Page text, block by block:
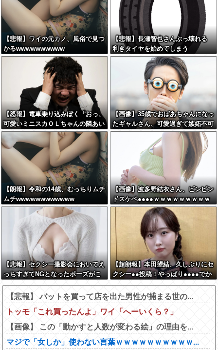
【悲報】ワイの元カノ、風俗で見つ
かるwwwwwwwwww
【悲報】長瀬智也さんぶっ壊れる
利きタイヤを始めてしまう
【怒報】電車乗り込みぼく「おっ、
可愛いミニスカＯＬちゃんの隣あい
てんじゃん！座ったろ！」→結果w
w w w w w w w
【画像】35歳でおばあちゃんになっ
たギャルさん、可愛過ぎて嫉妬不可
避w w w w w w w w w w w
【朗報】令和の14歳、むっちりムチ
ムチwwwwwwwwwwww
【画像】波多野結衣さん、ビンビン
ドスケベ●●●●ｗｗｗｗｗｗｗｗｗ
ｗ
【悲報】セクシー撮影会においてえ
っちすぎてNGとなったポーズがこ
ちらwww
【超朗報】本田望結、久しぶりにセ
クシー●●投稿！やっぱり●●●●でか
かった！
【悲報】 バットを買って店を出た男性が捕まる世の...
トッモ「これ買ったんよ」ワイ「へーいくら？」
【画像】 この「動かすと人数が変わる絵」の理由を...
マジで「女しか」使わない言葉ｗｗｗｗｗｗｗｗｗｗ...